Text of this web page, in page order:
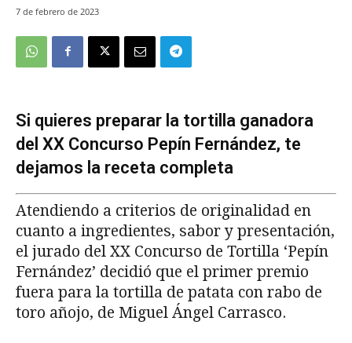
7 de febrero de 2023
Si quieres preparar la tortilla ganadora
del XX Concurso Pepín Fernández, te
dejamos la receta completa
Atendiendo a criterios de originalidad en
cuanto a ingredientes, sabor y presentación,
el jurado del XX Concurso de Tortilla ‘Pepín
Fernández’ decidió que el primer premio
fuera para la tortilla de patata con rabo de
toro añojo, de Miguel Ángel Carrasco.